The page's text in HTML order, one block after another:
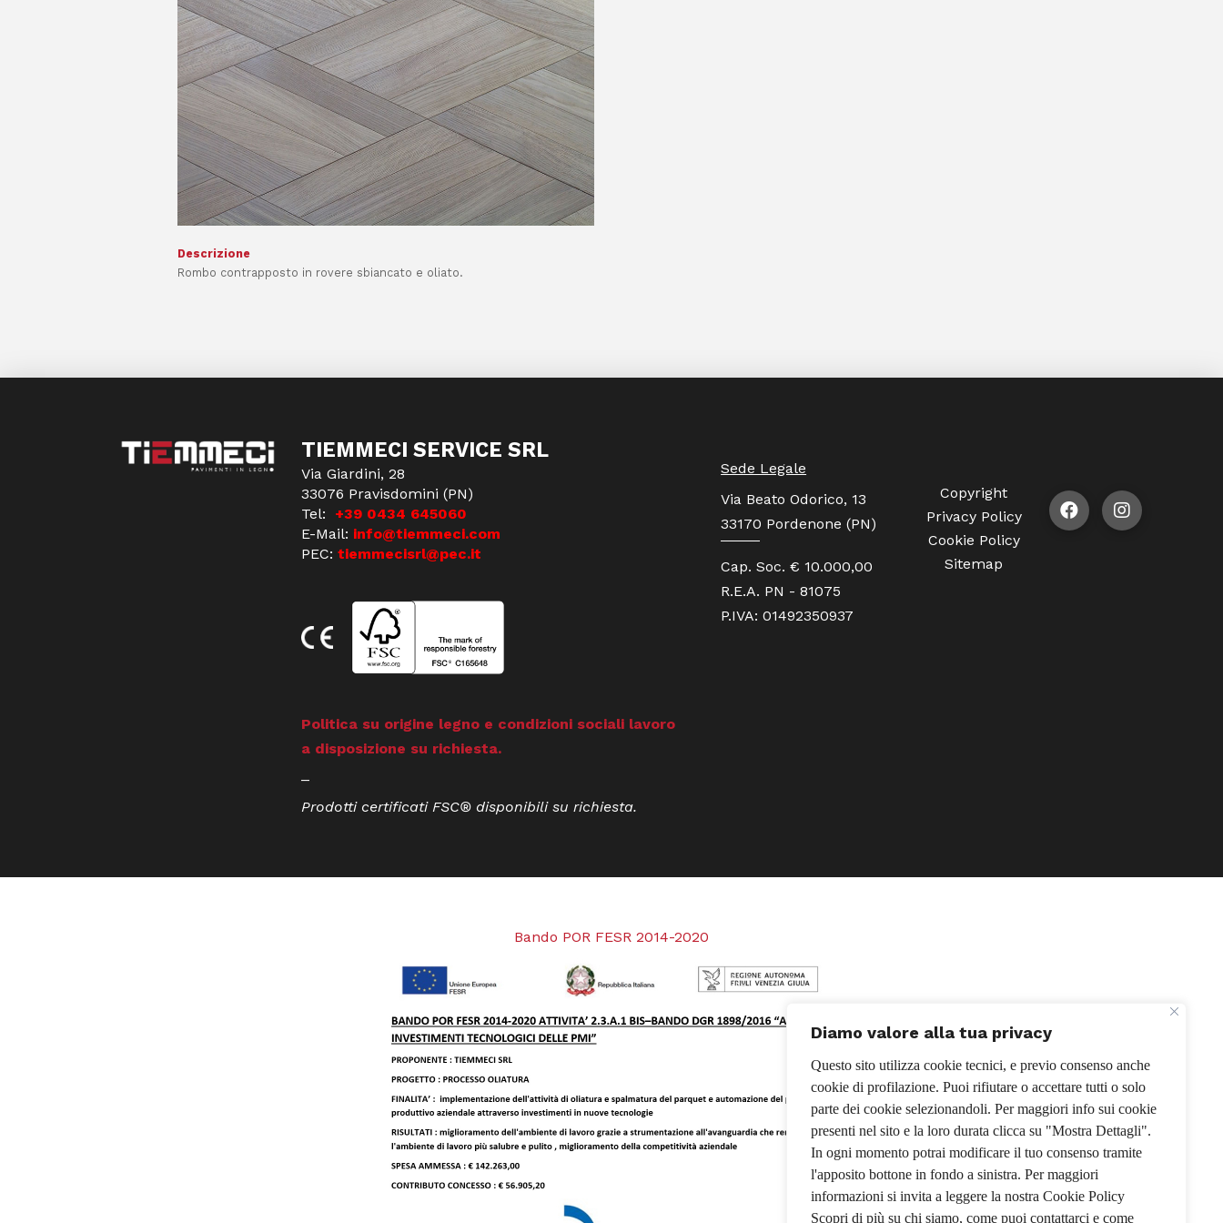
Diamo valore alla tua privacy
Questo sito utilizza cookie tecnici, e previo consenso anche
cookie di profilazione. Puoi rifiutare o accettare tutti o solo
parte dei cookie selezionandoli. Per maggiori info sui cookie
presenti nel sito e la loro durata clicca su "Mostra Dettagli".
In ogni momento potrai modificare il tuo consenso tramite
l'apposito bottone in fondo a sinistra. Per maggiori
informazioni si invita a leggere la nostra Cookie Policy
Scopri di più su chi siamo, come puoi contattarci e come
Descrizione
Rombo contrapposto in rovere sbiancato e oliato.
TIEMMECI SERVICE SRL
Via Giardini, 28
33076 Pravisdomini (PN)
Tel:
+39 0434 645060
E-Mail: info@tiemmeci.com
PEC: tiemmecisrl@pec.it
Politica su origine legno e condizioni sociali lavoro
a disposizione su richiesta.
Prodotti certificati FSC® disponibili su richiesta.
Sede Legale
Via Beato Odorico, 13
33170 Pordenone (PN)
Cap. Soc. € 10.000,00
R.E.A. PN - 81075
P.IVA: 01492350937
Copyright
Privacy Policy
Cookie Policy
Sitemap
Bando POR FESR 2014-2020